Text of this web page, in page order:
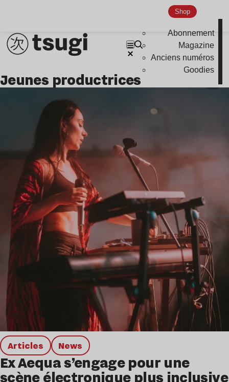
Shop
Abonnement
Magazine
Anciens numéros
Goodies
jeunes productrices
Articles news
Ex Aequa s’engage pour une
scène électronique plus inclusive